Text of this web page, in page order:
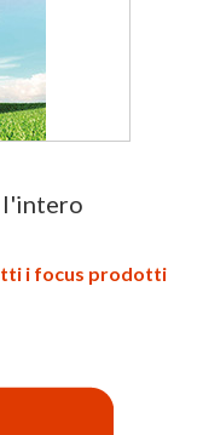
l'intero
i focus prodotti